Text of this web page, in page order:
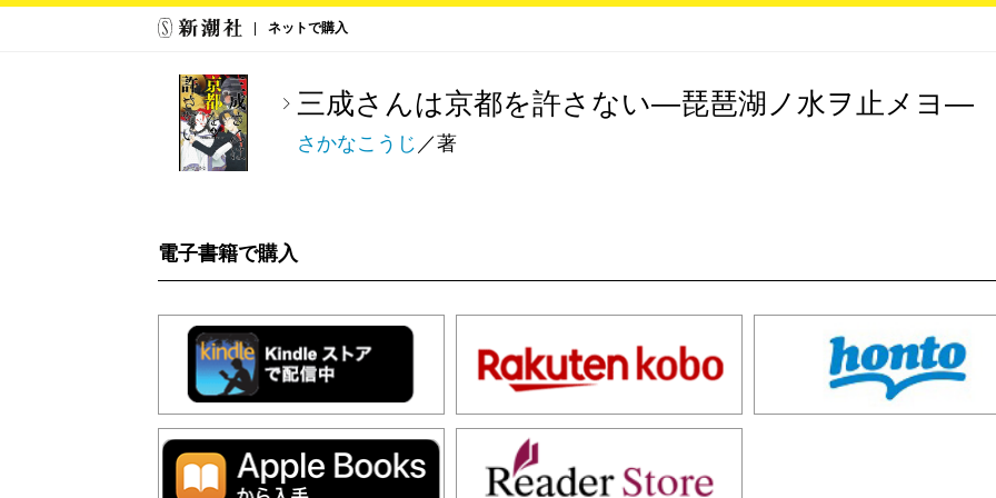
ネットで購入
三成さんは京都を許さない―琵琶湖ノ水ヲ止メヨ
さかなこうじ ／著
電子書籍で購入